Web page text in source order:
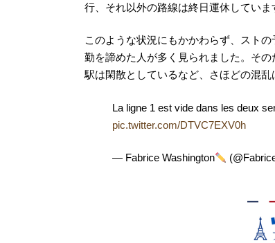
行、それ以外の路線は終日運休していま
このような状況にもかかわらず、スト
勤を諦めた人が多く見られました。そ
駅は閑散としているなど、さほどの混乱
La ligne 1 est vide dans les deux
pic.twitter.com/DTVC7EXV0h
— Fabrice Washington